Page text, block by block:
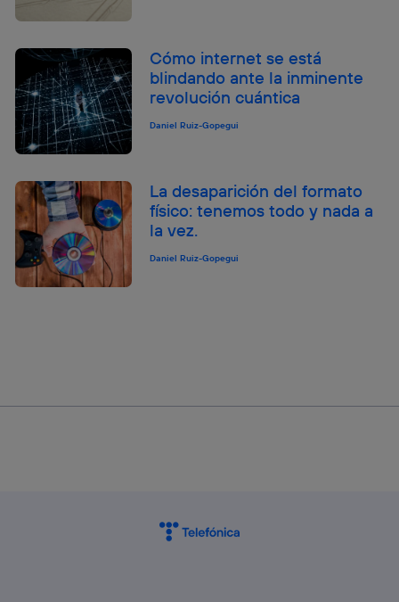
Cómo internet se está
blindando ante la inminente
revolución cuántica
Daniel Ruiz-Gopegui
La desaparición del formato
físico: tenemos todo y nada a
la vez.
Daniel Ruiz-Gopegui